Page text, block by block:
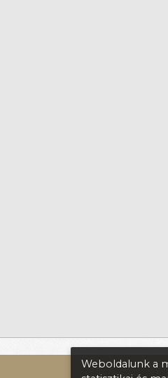
Weboldalunk a